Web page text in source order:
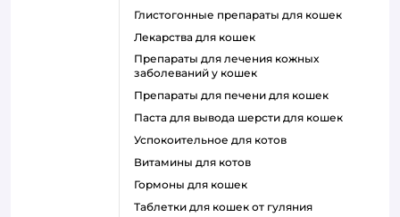
глистогонные препараты для кошек
лекарства для кошек
препараты для лечения кожных
заболеваний у кошек
препараты для печени для кошек
паста для вывода шерсти для кошек
успокоительное для котов
витамины для котов
гормоны для кошек
таблетки для кошек от гуляния